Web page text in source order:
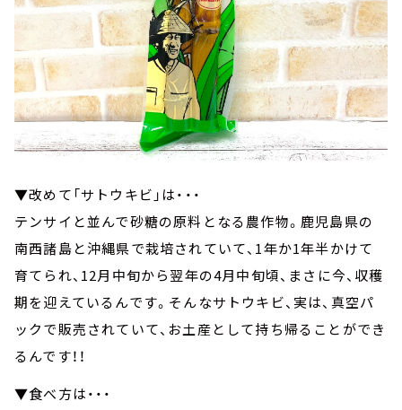
▼改めて「サトウキビ」は・・・
テンサイと並んで砂糖の原料となる農作物。鹿児島県の
南西諸島と沖縄県で栽培されていて、1年か1年半かけて
育てられ、12月中旬から翌年の4月中旬頃、まさに今、収穫
期を迎えているんです。そんなサトウキビ、実は、真空パ
ックで販売されていて、お土産として持ち帰ることができ
るんです！！
▼食べ方は・・・